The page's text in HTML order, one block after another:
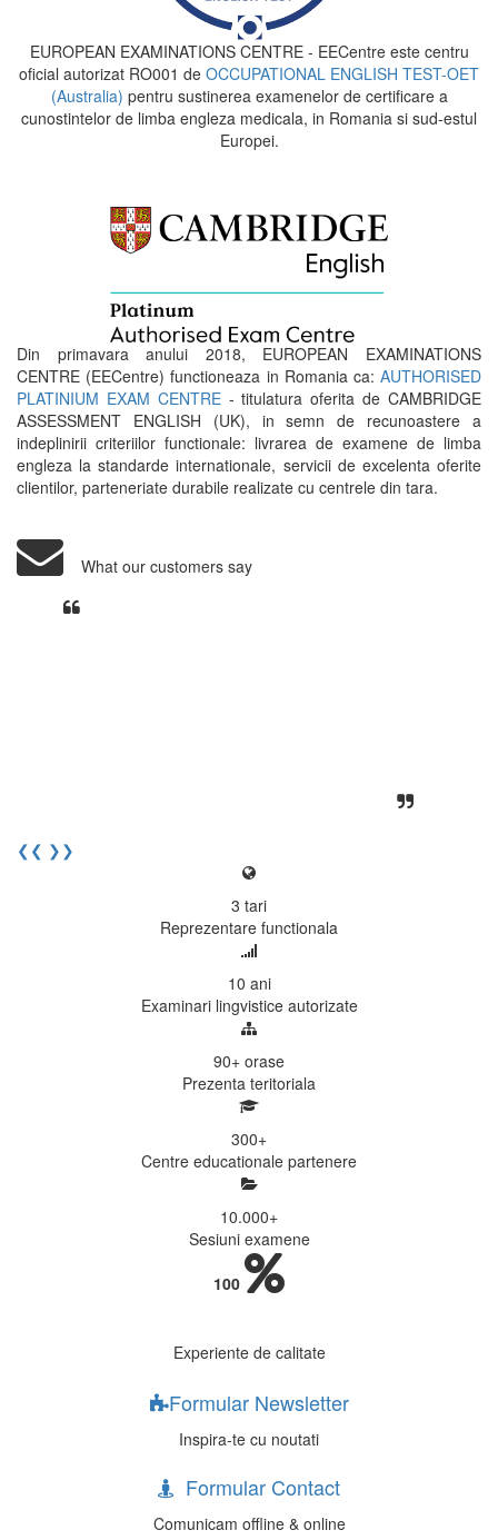
EUROPEAN EXAMINATIONS CENTRE - EECentre este centru
oficial autorizat RO001 de OCCUPATIONAL ENGLISH TEST-OET
(Australia) pentru sustinerea examenelor de certificare a
cunostintelor de limba engleza medicala, in Romania si sud-estul
Europei.
Din primavara anului 2018, EUROPEAN EXAMINATIONS
CENTRE (EECentre) functioneaza in Romania ca: AUTHORISED
PLATINIUM EXAM CENTRE- titulatura oferita de CAMBRIDGE
ASSESSMENT ENGLISH (UK), in semn de recunoastere a
indeplinirii criteriilor functionale: livrarea de examene de limba
engleza la standarde internationale, servicii de excelenta oferite
clientilor, parteneriate durabile realizate cu centrele din tara.
What our customers say
❮❮ ❯❯
3 tari
Reprezentare functionala
10 ani
Examinari lingvistice autorizate
90+ orase
Prezenta teritoriala
300+
Centre educationale partenere
10.000+
Sesiuni examene
100
Experiente de calitate
Formular Newsletter
Inspira-te cu noutati
Formular Contact
Comunicam offline & online